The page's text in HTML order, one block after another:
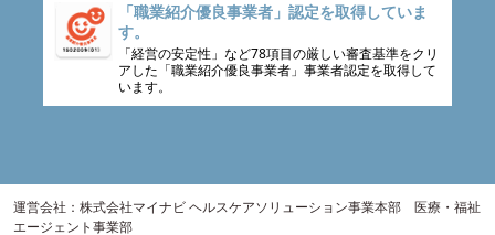
「職業紹介優良事業者」認定を取得していま
す。
「経営の安定性」など78項目の厳しい審査基準をクリ
アした「職業紹介優良事業者」事業者認定を取得して
います。
運営会社：株式会社マイナビ ヘルスケアソリューション事業本部 医療・福祉
エージェント事業部